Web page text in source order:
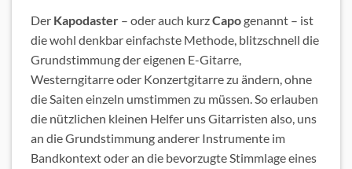
Der Kapodaster – oder auch kurzCapogenannt – ist
die wohl denkbar einfachste Methode, blitzschnell die
Grundstimmung der eigenen E-Gitarre,
Westerngitarre oder Konzertgitarre zu ändern, ohne
die Saiten einzeln umstimmen zu müssen. So erlauben
die nützlichen kleinen Helfer uns Gitarristen also, uns
an die Grundstimmung anderer Instrumente im
Bandkontext oder an die bevorzugte Stimmlage eines